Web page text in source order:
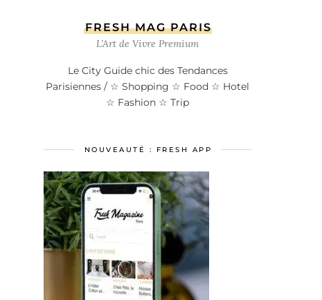
FRESH MAG PARIS
L’Art de Vivre Premium
Le City Guide chic des Tendances
Parisiennes / ☆ Shopping ☆ Food ☆ Hotel
☆ Fashion ☆ Trip
NOUVEAUTÉ : FRESH APP